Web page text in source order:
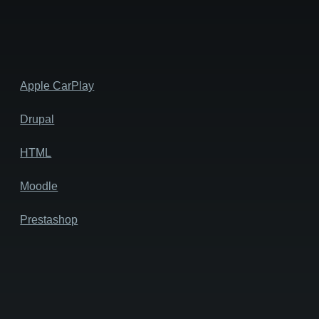
Apple CarPlay
Drupal
HTML
Moodle
Prestashop